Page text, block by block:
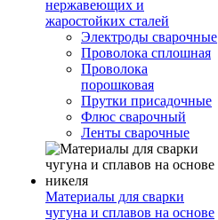
нержавеющих и
жаростойких сталей
Электроды сварочные
Проволока сплошная
Проволока
порошковая
Прутки присадочные
Флюс сварочный
Ленты сварочные
Материалы для сварки
чугуна и сплавов на основе